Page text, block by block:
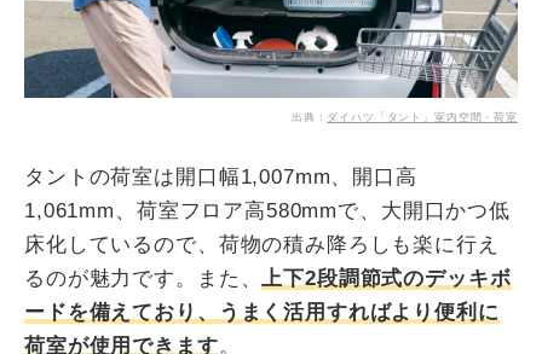
出典： ダイハツ「タント」室内空間・荷室
タントの荷室は開口幅1,007mm、開口高
1,061mm、荷室フロア高580mmで、大開口かつ低
床化しているので、荷物の積み降ろしも楽に行え
るのが魅力です。また、上下2段調節式のデッキボ
ードを備えており、うまく活用すればより便利に
荷室が使用できます。